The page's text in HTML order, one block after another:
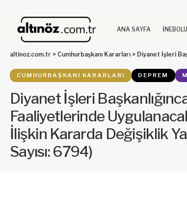
ANA SAYFA
altinoz.com.tr > Cumhurbaşkanı Kararları > Diyanet İşleri Başkanlığınca
CUMHURBAŞKANI KARARLARI DEPREM
Diyanet İşleri
Faaliyetlerinde
İlişkin Kararda Değişiklik
Sayısı: 6794)